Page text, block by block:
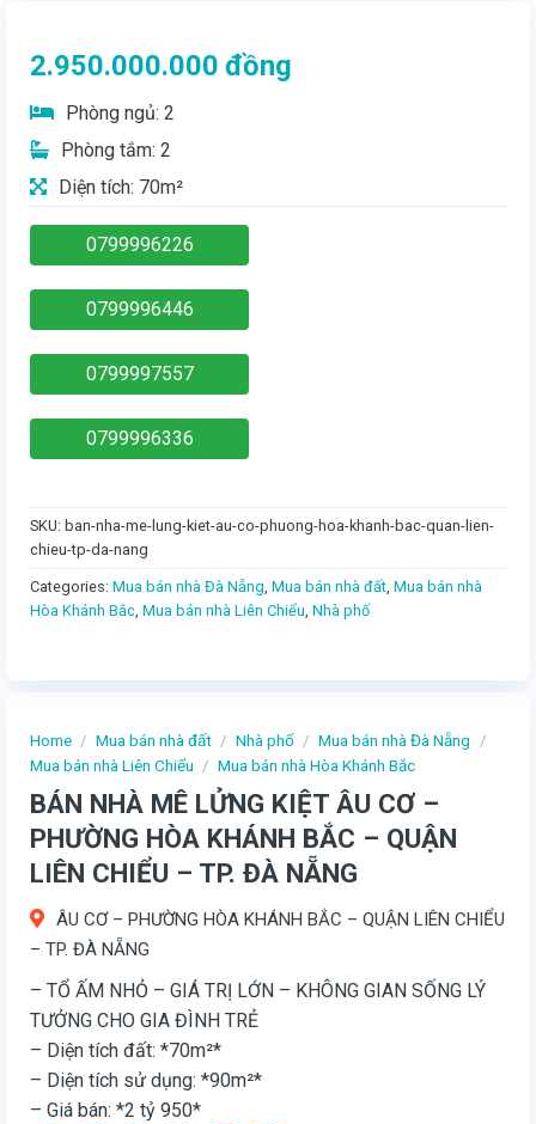
Home / Mua bán nhà đất / Nhà phố / Mua bán nhà Đà Nẵng
/
Mua bán nhà Liên Chiểu / Mua bán nhà Hòa Khánh Bắc
BÁN NHÀ MÊ LỬNG KIỆT ÂU CƠ –
PHƯỜNG HÒA KHÁNH BẮC – QUẬN
LIÊN CHIỂU – TP. ĐÀ NẴNG
ÂU CƠ – PHƯỜNG HÒA KHÁNH BẮC – QUẬN LIÊN CHIỂU
– TP. ĐÀ NẴNG
– TỔ ẤM NHỎ – GIÁ TRỊ LỚN – KHÔNG GIAN SỐNG LÝ
TƯỞNG CHO GIA ĐÌNH TRẺ
– Diện tích đất: *70m²*
– Diện tích sử dụng: *90m²*
– Giá bán: *2 tỷ 950*
2.950.000.000 đồng
Phòng ngủ: 2
Phòng tắm: 2
Diện tích: 70m²
0799996226
0799996446
0799997557
0799996336
SKU: ban-nha-me-lung-kiet-au-co-phuong-hoa-khanh-bac-quan-lien-
chieu-tp-da-nang
Categories: Mua bán nhà Đà Nẵng, Mua bán nhà đất, Mua bán nhà
Hòa Khánh Bắc, Mua bán nhà Liên Chiểu, Nhà phố